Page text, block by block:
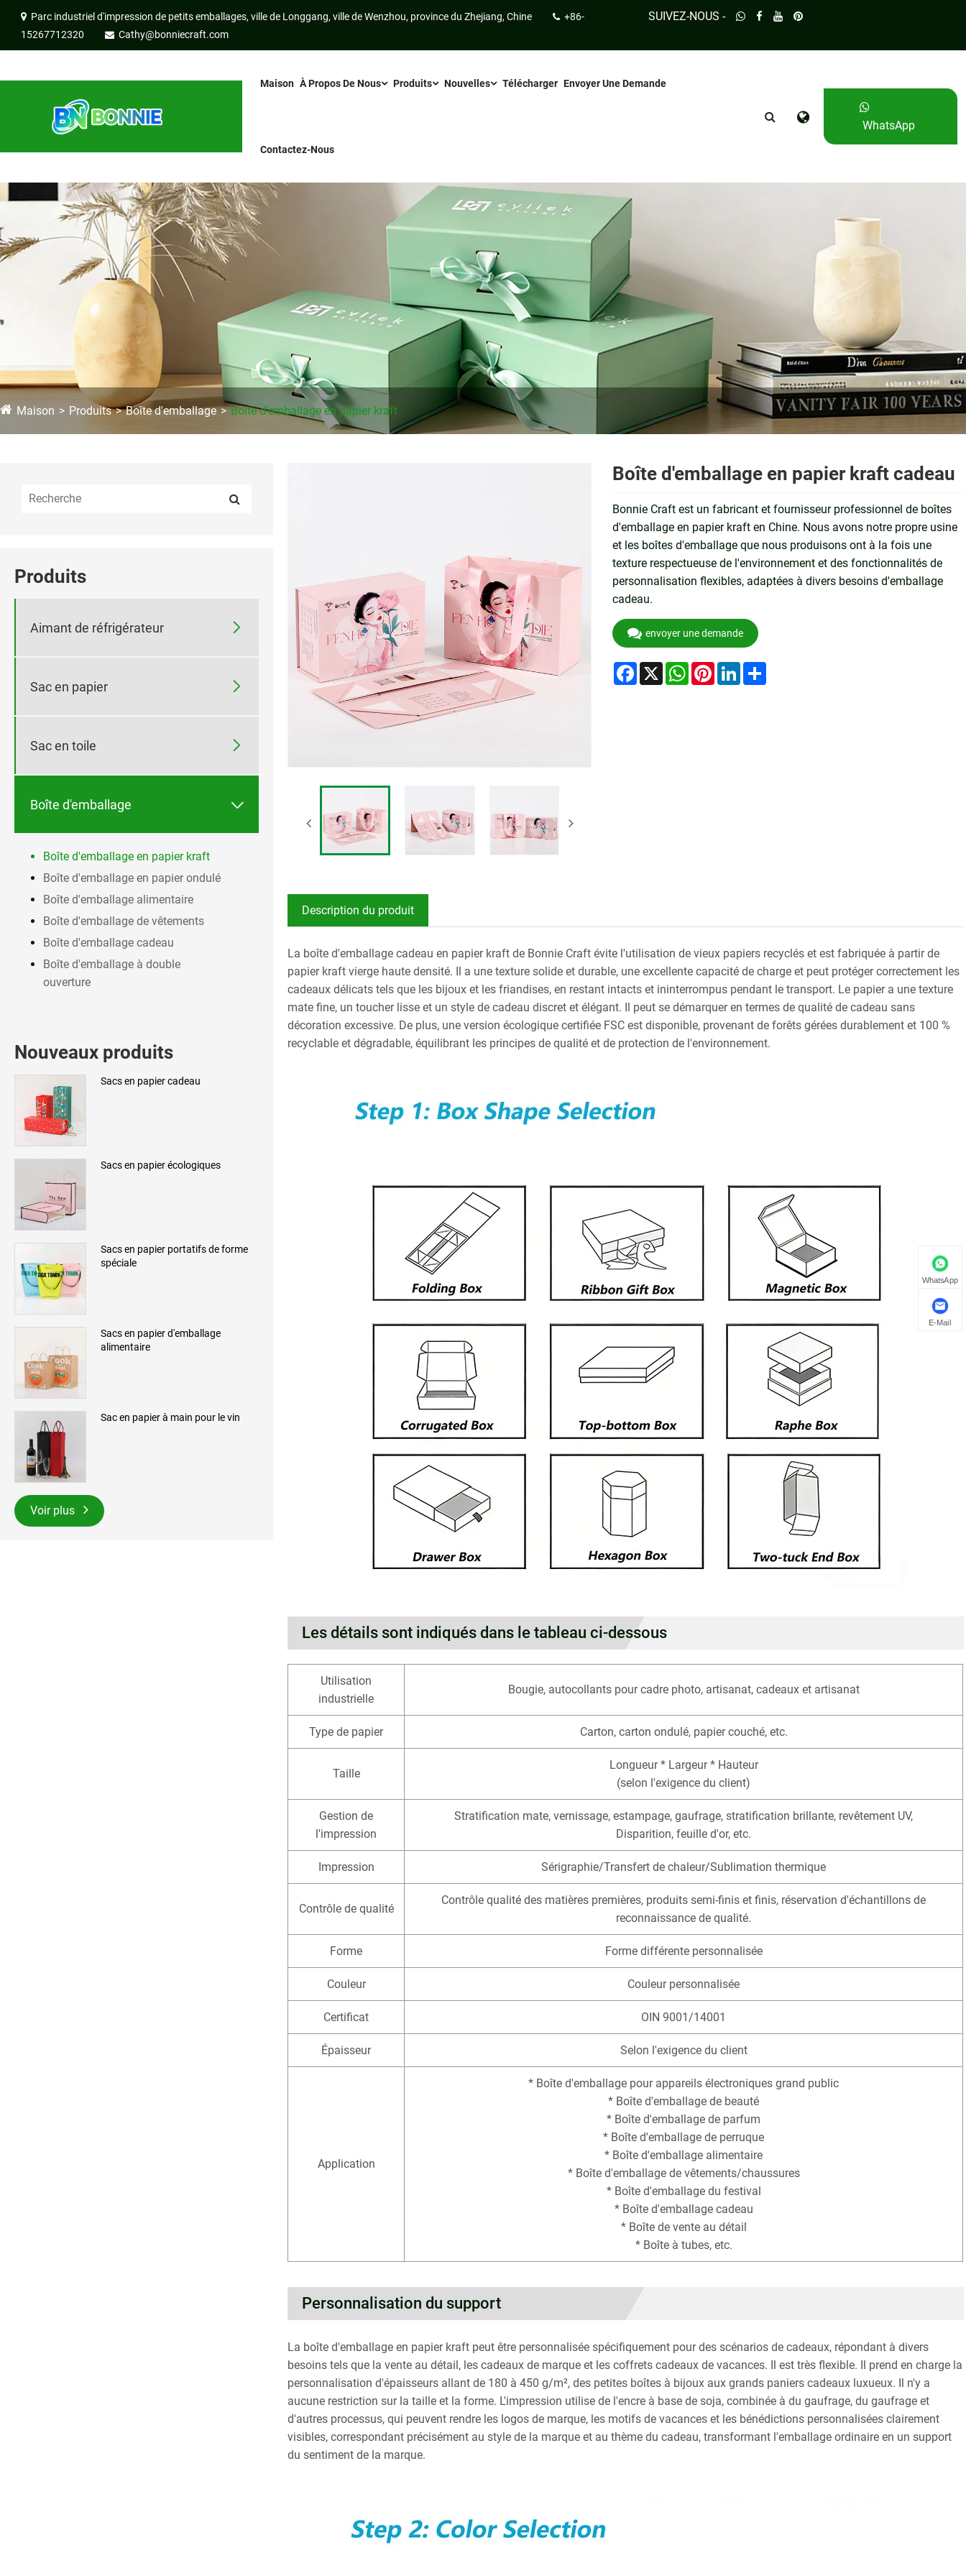
Parc industriel d'impression de petits emballages, ville de Longgang, ville de Wenzhou, province du Zhejiang, Chine
+86-
15267712320
Cathy@bonniecraft.com
SUIVEZ-NOUS -
Maison À Propos De Nous Produits Nouvelles Télécharger Envoyer Une Demande
Contactez-Nous
WhatsApp
Maison Produits Boîte d'emballage Boîte d'emballage en papier kraft
Produits
Aimant de réfrigérateur 
Sac en papier 
Sac en toile 
Boîte d'emballage 
Boîte d'emballage en papier kraft
Boîte d'emballage en papier ondulé
Boîte d'emballage alimentaire
Boîte d'emballage de vêtements
Boîte d'emballage cadeau
Boîte d'emballage à double
ouverture
Nouveaux produits
Sacs en papier cadeau
Sacs en papier écologiques
Sacs en papier portatifs de forme
spéciale
Sacs en papier d'emballage
alimentaire
Sac en papier à main pour le vin
Voir plus
Boîte d'emballage en papier kraft cadeau
Bonnie Craft est un fabricant et fournisseur professionnel de boîtes
d'emballage en papier kraft en Chine. Nous avons notre propre usine
et les boîtes d'emballage que nous produisons ont à la fois une
texture respectueuse de l'environnement et des fonctionnalités de
personnalisation flexibles, adaptées à divers besoins d'emballage
cadeau.
envoyer une demande
Facebook
X WhatsApp
PinterestLinkedInShare
Description du produit
La boîte d'emballage cadeau en papier kraft de Bonnie Craft évite l'utilisation de vieux papiers recyclés et est fabriquée à partir de
papier kraft vierge haute densité. Il a une texture solide et durable, une excellente capacité de charge et peut protéger correctement les
cadeaux délicats tels que les bijoux et les friandises, en restant intacts et ininterrompus pendant le transport. Le papier a une texture
mate fine, un toucher lisse et un style de cadeau discret et élégant. Il peut se démarquer en termes de qualité de cadeau sans
décoration excessive. De plus, une version écologique certifiée FSC est disponible, provenant de forêts gérées durablement et 100 %
recyclable et dégradable, équilibrant les principes de qualité et de protection de l'environnement.
Les détails sont indiqués dans le tableau ci-dessous
Utilisation
industrielle
Bougie, autocollants pour cadre photo, artisanat, cadeaux et artisanat
Type de papier Carton, carton ondulé, papier couché, etc.
Taille
Longueur * Largeur * Hauteur
(selon l'exigence du client)
Gestion de
l'impression
Stratification mate, vernissage, estampage, gaufrage, stratification brillante, revêtement UV,
Disparition, feuille d'or, etc.
Impression Sérigraphie/Transfert de chaleur/Sublimation thermique
Contrôle de qualité
Contrôle qualité des matières premières, produits semi-finis et finis, réservation d'échantillons de
reconnaissance de qualité.
Forme Forme différente personnalisée
Couleur Couleur personnalisée
Certificat OIN 9001/14001
Épaisseur Selon l'exigence du client
Application
* Boîte d'emballage pour appareils électroniques grand public
* Boîte d'emballage de beauté
* Boîte d'emballage de parfum
* Boîte d'emballage de perruque
* Boîte d'emballage alimentaire
* Boîte d'emballage de vêtements/chaussures
* Boîte d'emballage du festival
* Boîte d'emballage cadeau
* Boîte de vente au détail
* Boîte à tubes, etc.
Personnalisation du support
La boîte d'emballage en papier kraft peut être personnalisée spécifiquement pour des scénarios de cadeaux, répondant à divers
besoins tels que la vente au détail, les cadeaux de marque et les coffrets cadeaux de vacances. Il est très flexible. Il prend en charge la
personnalisation d'épaisseurs allant de 180 à 450 g/m², des petites boîtes à bijoux aux grands paniers cadeaux luxueux. Il n'y a
aucune restriction sur la taille et la forme. L'impression utilise de l'encre à base de soja, combinée à du gaufrage, du gaufrage et
d'autres processus, qui peuvent rendre les logos de marque, les motifs de vacances et les bénédictions personnalisées clairement
visibles, correspondant précisément au style de la marque et au thème du cadeau, transformant l'emballage ordinaire en un support
du sentiment de la marque.
WhatsApp
E-Mail